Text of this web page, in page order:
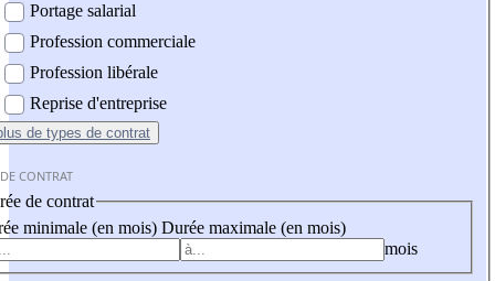
Portage salarial
Profession commerciale
Profession libérale
Reprise d'entreprise
de types de contrat
CONTRAT
de contrat
minimale (en mois) Durée maximale (en mois)
mois